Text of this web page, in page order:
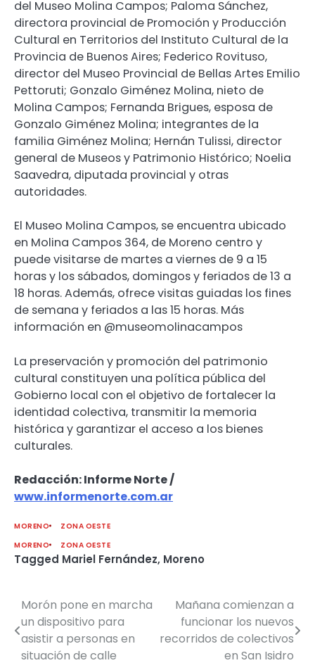
del Museo Molina Campos; Paloma Sánchez,
directora provincial de Promoción y Producción
Cultural en Territorios del Instituto Cultural de la
Provincia de Buenos Aires; Federico Rovituso,
director del Museo Provincial de Bellas Artes Emilio
Pettoruti; Gonzalo Giménez Molina, nieto de
Molina Campos; Fernanda Brigues, esposa de
Gonzalo Giménez Molina; integrantes de la
familia Giménez Molina; Hernán Tulissi, director
general de Museos y Patrimonio Histórico; Noelia
Saavedra, diputada provincial y otras
autoridades.
El Museo Molina Campos, se encuentra ubicado
en Molina Campos 364, de Moreno centro y
puede visitarse de martes a viernes de 9 a 15
horas y los sábados, domingos y feriados de 13 a
18 horas. Además, ofrece visitas guiadas los fines
de semana y feriados a las 15 horas. Más
información en @museomolinacampos
La preservación y promoción del patrimonio
cultural constituyen una política pública del
Gobierno local con el objetivo de fortalecer la
identidad colectiva, transmitir la memoria
histórica y garantizar el acceso a los bienes
culturales.
Redacción: Informe Norte /
www.informenorte.com.ar
MORENO
ZONA OESTE
MORENO
ZONA OESTE
Tagged Mariel Fernández, Moreno
Navegación
de
entradas
Morón pone en marcha
un dispositivo para
asistir a personas en
situación de calle
Mañana comienzan a
funcionar los nuevos
recorridos de colectivos
en San Isidro